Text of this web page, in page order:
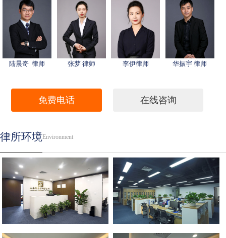
陆晨奇 律师 张梦 律师 李伊律师 华振宇 律师
免费电话 在线咨询
律所环境Environment